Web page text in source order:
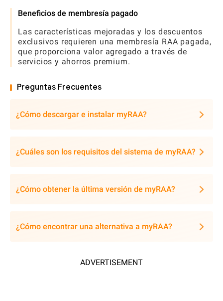
Beneficios de membresía pagado
Las características mejoradas y los descuentos
exclusivos requieren una membresía RAA pagada,
que proporciona valor agregado a través de
servicios y ahorros premium.
Preguntas Frecuentes
¿Cómo descargar e instalar myRAA?
¿Cuáles son los requisitos del sistema de myRAA?
¿Cómo obtener la última versión de myRAA?
¿Cómo encontrar una alternativa a myRAA?
ADVERTISEMENT